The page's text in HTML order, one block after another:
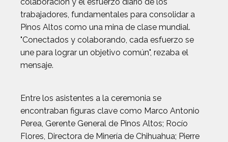
trabajadores, fundamentales para consolidar a
Pinos Altos como una mina de clase mundial.
"Conectados y colaborando, cada esfuerzo se
une para lograr un objetivo común", rezaba el
mensaje.
Entre los asistentes a la ceremonia se
encontraban figuras clave como Marco Antonio
Perea, Gerente General de Pinos Altos; Rocío
Flores, Directora de Minería de Chihuahua; Pierre